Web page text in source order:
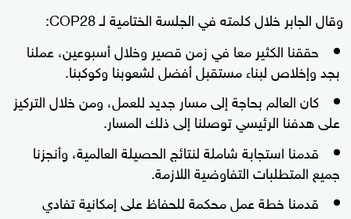
وقال الجابر خلال كلمته في الجلسة الختامية لـ COP28:
حققنا الكثير معا في زمن قصير وخلال أسبوعين، عملنا
بجد وإخلاص لبناء مستقبل أفضل لشعوبنا وكوكبنا.
كان العالم بحاجة إلى مسار جديد للعمل، ومن خلال التركيز
على هدفنا الرئيسي توصلنا إلى ذلك المسار.
قدمنا استجابة شاملة لنتائج الحصيلة العالمية، وأنجزنا
جميع المتطلبات التفاوضية اللازمة.
قدمنا خطة عمل محكمة للحفاظ على إمكانية تفادي